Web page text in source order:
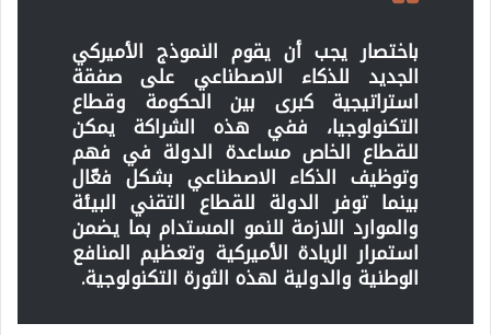
باختصار يجب أن يقوم النموذج الأميركي
الجديد للذكاء الاصطناعي على صفقة
استراتيجية كبرى بين الحكومة وقطاع
التكنولوجيا، ففي هذه الشراكة يمكن
للقطاع الخاص مساعدة الدولة في فهم
وتوظيف الذكاء الاصطناعي بشكل فعّال
بينما توفر الدولة للقطاع التقني البيئة
والموارد اللازمة للنمو المستدام بما يضمن
استمرار الريادة الأميركية وتعظيم المنافع
الوطنية والدولية لهذه الثورة التكنولوجية.